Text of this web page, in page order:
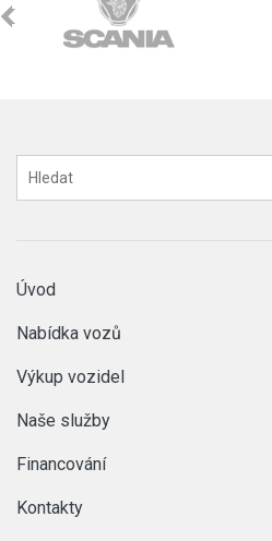
Úvod
Nabídka vozů
Výkup vozidel
Naše služby
Financování
Kontakty